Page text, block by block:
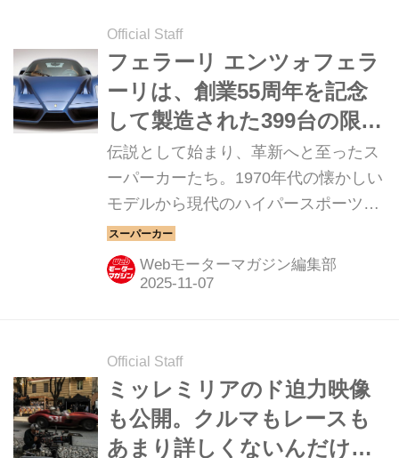
Official Staff
フェラーリ エンツォフェラ
ーリは、創業55周年を記念
して製造された399台の限定
車【スーパーカークロニク
ル・完全版／043】
伝説として始まり、革新へと至ったス
ーパーカーたち。1970年代の懐かしい
モデルから現代のハイパースポーツま
で紹介していこう。今回は、フェラー
リ エンツォフェラーリだ。
Webモーターマガジン編集部
Official Staff
ミッレミリアのド迫力映像
も公開。クルマもレースも
あまり詳しくないんだけ